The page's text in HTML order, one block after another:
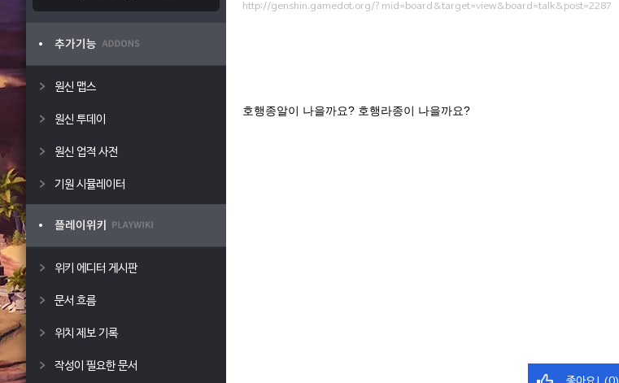
원신 맵스
원신 투데이
원신 업적 사전
기원 시뮬레이터
위키 에디터 게시판
문서 흐름
위치 제보 기록
작성이 필요한 문서
http://genshin.gamedot.org/?mid=board&target=view&board=talk&post=2287
호행종알이 나을까요? 호행라종이 나을까요?